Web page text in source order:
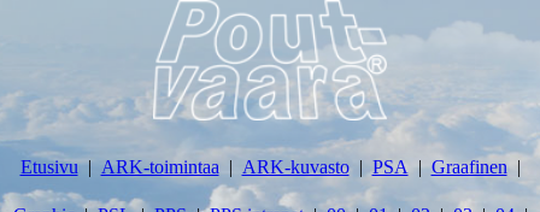
Etusivu ARK-toimintaa ARK-kuvasto PSA Graafinen